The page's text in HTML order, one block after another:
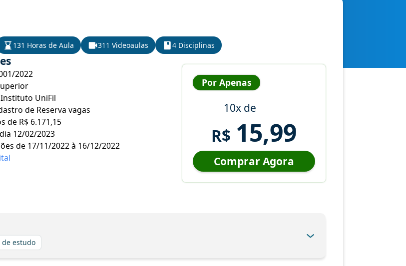
131 Horas de Aula 311 Videoaulas 4 Disciplinas
2022
UniFil
de Reserva vagas
de R$ 6.171,15
12/02/2023
de 17/11/2022 à 16/12/2022
Por Apenas
10x de
R$ 15,99
Comprar Agora
de estudo